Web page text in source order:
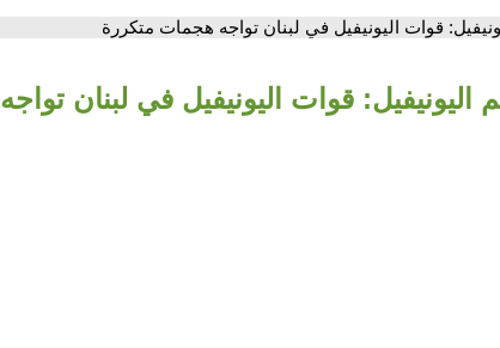
قوات اليونيفيل في لبنان تواجه هجمات متكررة
قوات اليونيفيل في لبنان تواجه